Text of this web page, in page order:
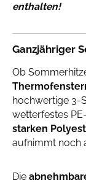
enthalten!
Ganzjähriger
Ob
hochwertige 3-
wetterfestes
starken
aufnimmt noch
Die